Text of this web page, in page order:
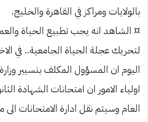
بالولايات ومراكز في القاهرة والخليج.
¤ الشاهد انه يجب تطبيع الحياة
لتحريك عجلة الحياة الجامعية.. في
اليوم ان المسؤول المكلف بتسيير وزارة
اولياء الامور ان امتحانات الشهادة
العام وسيتم نقل ادارة الامتحانات الى